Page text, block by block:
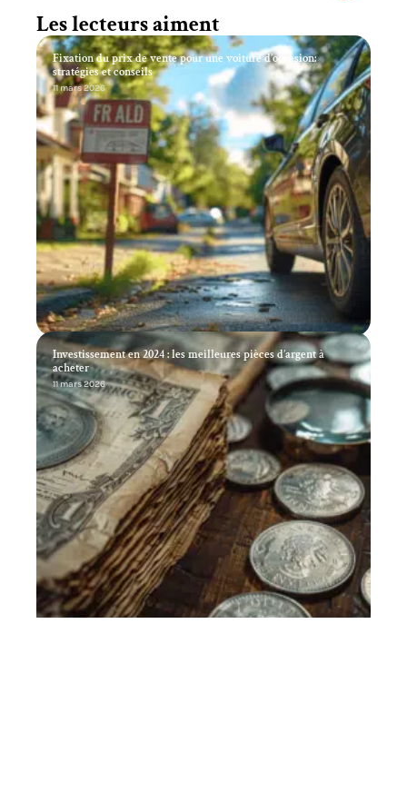
Les lecteurs aiment
Fixation du prix de vente pour une voiture d’occasion:
stratégies et conseils
11 mars 2026
Investissement en 2024 : les meilleures pièces d’argent à
acheter
11 mars 2026